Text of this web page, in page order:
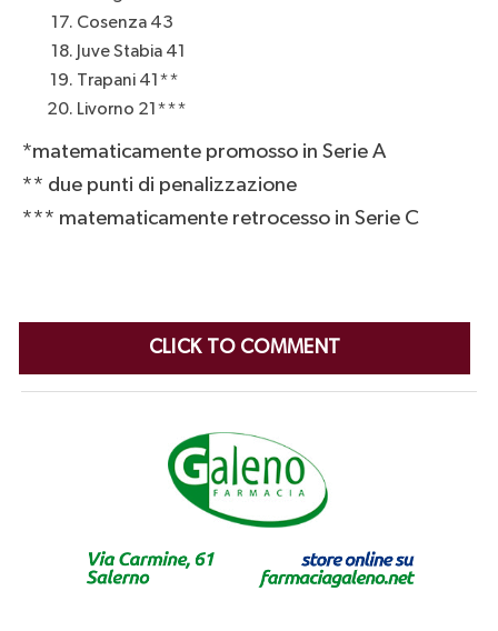
Cosenza 43
Juve Stabia 41
Trapani 41**
Livorno 21***
*matematicamente promosso in Serie A
** due punti di penalizzazione
*** matematicamente retrocesso in Serie C
CLICK TO COMMENT